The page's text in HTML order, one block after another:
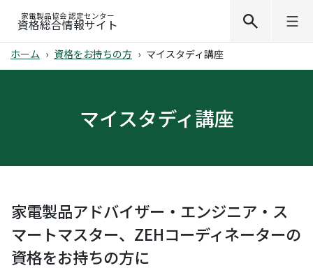
家電製品協会 認定センター
資格総合情報サイト
ホーム 資格をお持ちの方 マイスタディ講座
マイスタディ講座
家電製品アドバイザー・エンジニア・ス
マートマスター、ZEHコーディネーターの
資格をお持ちの方に